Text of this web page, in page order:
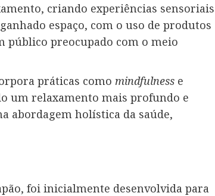
criando experiências sensoriais
espaço, com o uso de produtos
público preocupado com o meio
práticas como mindfulness e
um relaxamento mais profundo e
abordagem holística da saúde,
foi inicialmente desenvolvida para